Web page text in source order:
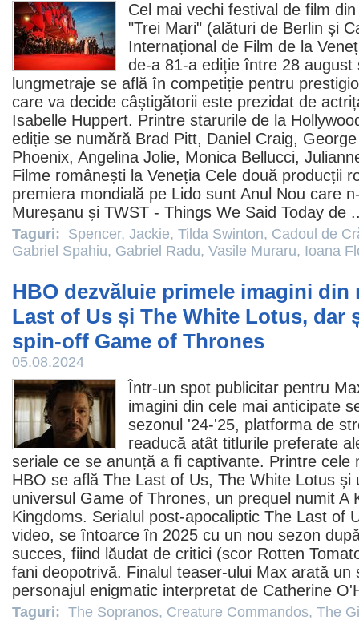
Cel mai vechi festival de film
"Trei Mari" (alături de Berlin și
Internațional de Film de la
de-a 81-a ediție între 28
lungmetraje se află în competiție pentru
care va decide câștigătorii este prezidat de
Isabelle Huppert. Printre starurile de la
ediție se numără Brad Pitt, Daniel Craig,
Phoenix, Angelina Jolie, Monica Bellucci,
Filme românești la Veneția Cele două producții
premiera mondială pe Lido sunt Anul Nou care
Mureșanu și TWST - Things We Said Today de
Taguri: Spencer, Jackie, Tilda Swinton, Cadoul de
Gabriel Spahiu, Gabriel Radu, Vasile Muraru, Ioana
HBO dezvăluie primele imagini din
Last of Us și The White Lotus, dar
spin-off Game of Thrones
05.08.2024
Într-un spot publicitar pentru
imagini din cele mai anticipate
sezonul '24-'25, platforma de
readucă atât titlurile preferate
seriale ce se anunță a fi captivante. Printre cele
HBO se află The Last of Us, The White Lotus și
universul Game of Thrones, un prequel numit A
Kingdoms. Serialul post-apocaliptic The Last of
video, se întoarce în 2025 cu un nou sezon
succes, fiind lăudat de critici (scor Rotten
fani deopotrivă. Finalul teaser-ului Max arată un
personajul enigmatic interpretat de Catherine
Taguri: The Sopranos, Creature Commandos, The